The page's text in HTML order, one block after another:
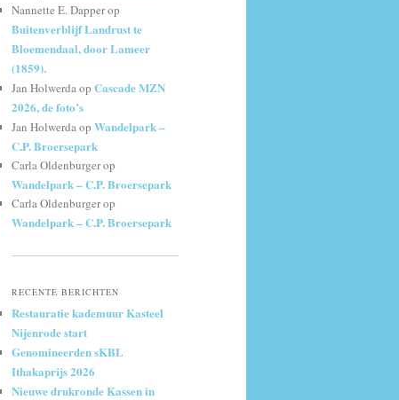
Nannette E. Dapperop
Buitenverblijf Landrust te
Bloemendaal, door Lameer
(1859).
Jan Holwerdaop Cascade MZN
2026, de foto’s
Jan Holwerdaop Wandelpark –
C.P. Broersepark
Carla Oldenburgerop
Wandelpark – C.P. Broersepark
Carla Oldenburgerop
Wandelpark – C.P. Broersepark
RECENTE BERICHTEN
Restauratie kademuur Kasteel
Nijenrode start
Genomineerden sKBL
Ithakaprijs 2026
Nieuwe drukronde Kassen in